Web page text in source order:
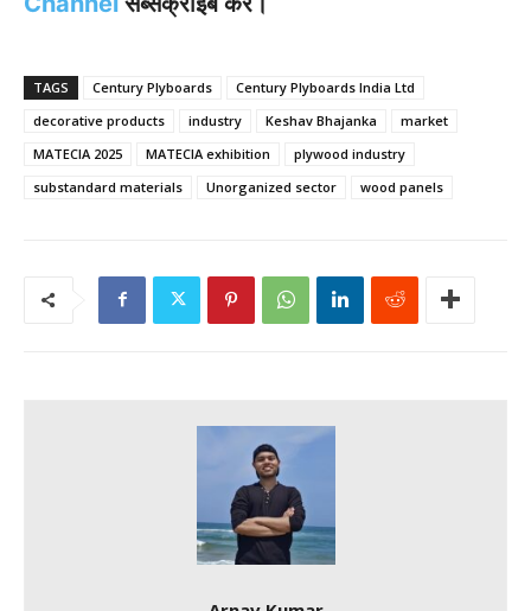
TAGS Century Plyboards
Century Plyboards India Ltd
decorative products
industry Keshav Bhajanka
market
MATECIA 2025
MATECIA exhibition
plywood industry
substandard materials
Unorganized sector wood panels